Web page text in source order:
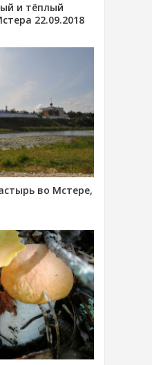
и тёплый
22.09.2018
во Мстере,